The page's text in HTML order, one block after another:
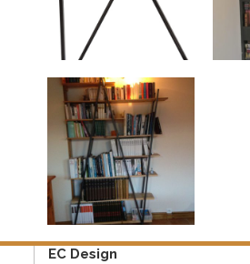
EC Design